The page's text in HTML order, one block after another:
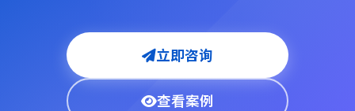
立即咨询
查看案例